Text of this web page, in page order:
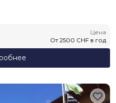
Цена
От 2500 CHF в год